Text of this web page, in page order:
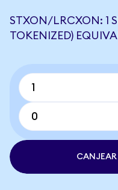
STXON/LRCXON: 1
TOKENIZED)